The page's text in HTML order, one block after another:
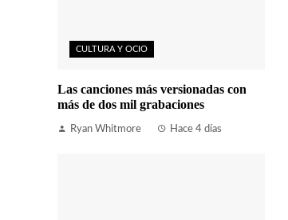
CULTURA Y OCIO
Las canciones más versionadas con
más de dos mil grabaciones
Ryan Whitmore Hace 4 días